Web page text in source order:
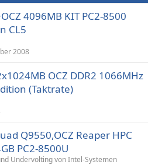
4096MB KIT PC2-8500
CL5
2008
OCZ DDR2 1066MHz
(Taktrate)
Q9550,OCZ Reaper HPC
PC2-8500U
Undervolting von Intel-Systemen